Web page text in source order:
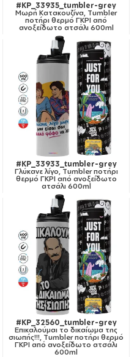
#KP_33935_tumbler-grey
Μωρή Κατακουζίνα, Tumbler
ποτήρι θερμό ΓΚΡΙ από
ανοξείδωτο ατσάλι 600ml
#KP_33933_tumbler-grey
Γλύκανε λίγο, Tumbler ποτήρι
θερμό ΓΚΡΙ από ανοξείδωτο
ατσάλι 600ml
#KP_32560_tumbler-grey
Επικαλούμαι το δικαίωμα της
σιωπής!!!, Tumbler ποτήρι θερμό
ΓΚΡΙ από ανοξείδωτο ατσάλι
600ml